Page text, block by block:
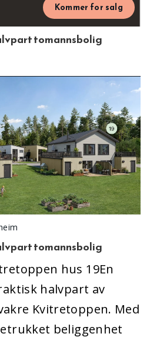
Kommer for salg
tomannsbolig
tomannsbolig
hus 19En
halvpart av
Kvitretoppen. Med
beliggenhet